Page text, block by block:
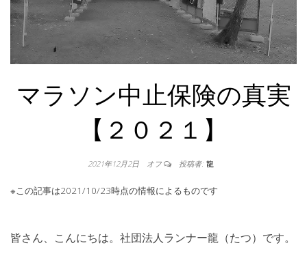
マラソン中止保険の真実
【２０２１】
2021年12月2日 オフ 投稿者: 龍
※この記事は2021/10/23時点の情報によるものです
皆さん、こんにちは。社団法人ランナー龍（たつ）です。